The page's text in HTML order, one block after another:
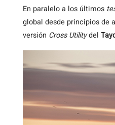
En paralelo a los últimos
global desde principios de
versión Cross Utilitydel